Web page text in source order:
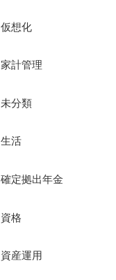
仮想化
家計管理
未分類
生活
確定拠出年金
資格
資産運用